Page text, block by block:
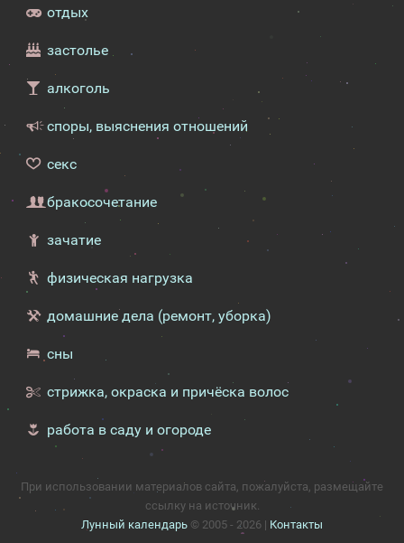
отдых
застолье
алкоголь
споры, выяснения отношений
секс
бракосочетание
зачатие
физическая нагрузка
домашние дела (ремонт, уборка)
сны
стрижка, окраска и причёска волос
работа в саду и огороде
При использовании материалов сайта, пожалуйста, размещайте
ссылку на источник.
Лунный календарь © 2005 - 2026 | Контакты